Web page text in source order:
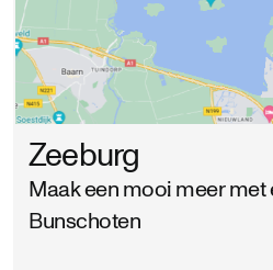
Zeeburg
Maak een mooi meer met
Bunschoten